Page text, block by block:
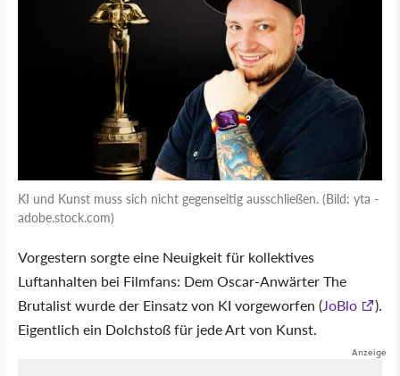
KI und Kunst muss sich nicht gegenseitig ausschließen. (Bild: yta -
adobe.stock.com)
Vorgestern sorgte eine Neuigkeit für kollektives
Luftanhalten bei Filmfans: Dem Oscar-Anwärter The
Brutalist wurde der Einsatz von KI vorgeworfen (JoBlo
).
Eigentlich ein Dolchstoß für jede Art von Kunst.